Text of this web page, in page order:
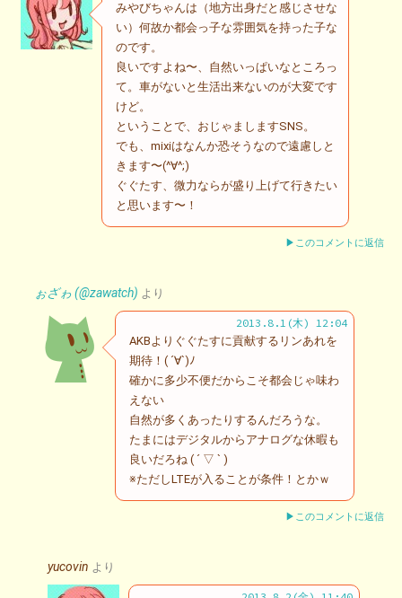
みやびちゃんは（地方出身だと感じさせな
い）何故か都会っ子な雰囲気を持った子な
のです。
良いですよね〜、自然いっぱいなところっ
て。車がないと生活出来ないのが大変です
けど。
ということで、おじゃましますSNS。
でも、mixiはなんか恐そうなので遠慮しと
きます〜(^∀^;)
ぐぐたす、微力ならが盛り上げて行きたい
と思います〜！
▶このコメントに返信
ぉざゎ (@zawatch) より
2013.8.1(木) 12:04
AKBよりぐぐたすに貢献するリンあれを
期待！( ´∀`)ﾉ
確かに多少不便だからこそ都会じゃ味わ
えない
自然が多くあったりするんだろうな。
たまにはデジタルからアナログな休暇も
良いだろね ( ´ ▽ ` )
※ただしLTEが入ることが条件！とかｗ
▶このコメントに返信
yucovin より